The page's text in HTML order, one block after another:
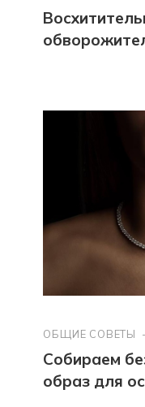
ОБЩИЕ СОВЕТЫ
Собираем
образ для